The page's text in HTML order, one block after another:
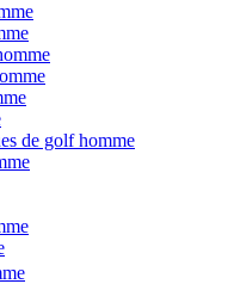
de golf homme